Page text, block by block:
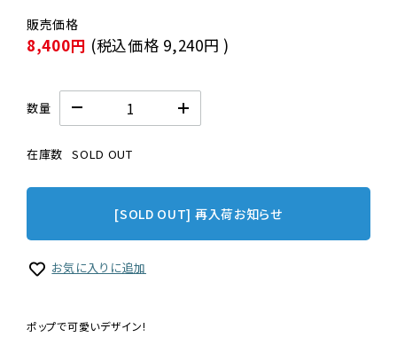
8,400円 (税込価格 9,240円 )
数量
在庫数 SOLD OUT
[SOLD OUT] 再入荷お知らせ
お気に入りに追加
ポップで可愛いデザイン!